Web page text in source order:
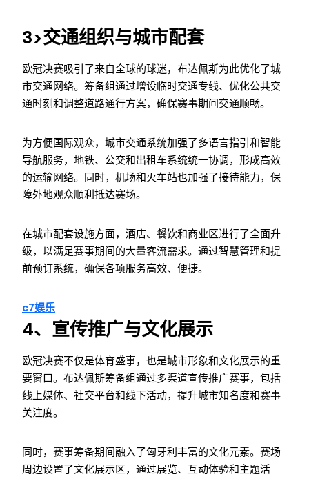
3>交通组织与城市配套
欧冠决赛吸引了来自全球的球迷，布达佩斯为此优化了城
市交通网络。筹备组通过增设临时交通专线、优化公共交
通时刻和调整道路通行方案，确保赛事期间交通顺畅。
为方便国际观众，城市交通系统加强了多语言指引和智能
导航服务，地铁、公交和出租车系统统一协调，形成高效
的运输网络。同时，机场和火车站也加强了接待能力，保
障外地观众顺利抵达赛场。
在城市配套设施方面，酒店、餐饮和商业区进行了全面升
级，以满足赛事期间的大量客流需求。通过智慧管理和提
前预订系统，确保各项服务高效、便捷。
c7娱乐
4、宣传推广与文化展示
欧冠决赛不仅是体育盛事，也是城市形象和文化展示的重
要窗口。布达佩斯筹备组通过多渠道宣传推广赛事，包括
线上媒体、社交平台和线下活动，提升城市知名度和赛事
关注度。
同时，赛事筹备期间融入了匈牙利丰富的文化元素。赛场
周边设置了文化展示区，通过展览、互动体验和主题活